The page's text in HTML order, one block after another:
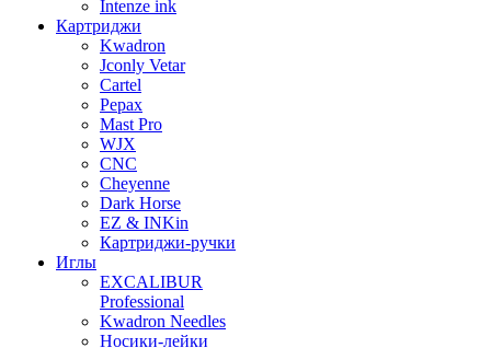
Intenze ink
Картриджи
Kwadron
Jconly Vetar
Cartel
Pepax
Mast Pro
WJX
CNC
Cheyenne
Dark Horse
EZ & INKin
Картриджи-ручки
Иглы
EXCALIBUR
Professional
Kwadron Needles
Носики-лейки